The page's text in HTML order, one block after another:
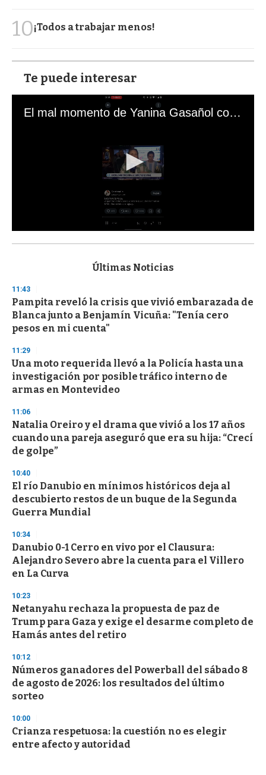
10¡Todos a trabajar menos!
Te puede interesar
El mal momento de Yanina Gasañol con un hincha argentino en "Subrayado"
s
d
s
o
f
3
s
e
c
o
n
Últimas Noticias
11:43
Pampita reveló la crisis que vivió embarazada de
Blanca junto a Benjamín Vicuña: "Tenía cero
pesos en mi cuenta"
11:29
Una moto requerida llevó a la Policía hasta una
investigación por posible tráfico interno de
armas en Montevideo
11:06
Natalia Oreiro y el drama que vivió a los 17 años
cuando una pareja aseguró que era su hija: “Crecí
de golpe”
10:40
El río Danubio en mínimos históricos deja al
descubierto restos de un buque de la Segunda
Guerra Mundial
10:34
Danubio 0-1 Cerro en vivo por el Clausura:
Alejandro Severo abre la cuenta para el Villero
en La Curva
10:23
Netanyahu rechaza la propuesta de paz de
Trump para Gaza y exige el desarme completo de
Hamás antes del retiro
10:12
Números ganadores del Powerball del sábado 8
de agosto de 2026: los resultados del último
sorteo
10:00
Crianza respetuosa: la cuestión no es elegir
entre afecto y autoridad